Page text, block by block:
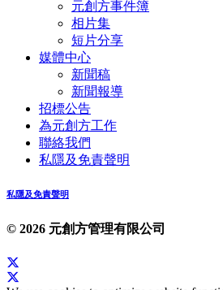
元創方事件簿
相片集
短片分享
媒體中心
新聞稿
新聞報導
招標公告
為元創方工作
聯絡我們
私隱及免責聲明
私隱及免責聲明
© 2026 元創方管理有限公司